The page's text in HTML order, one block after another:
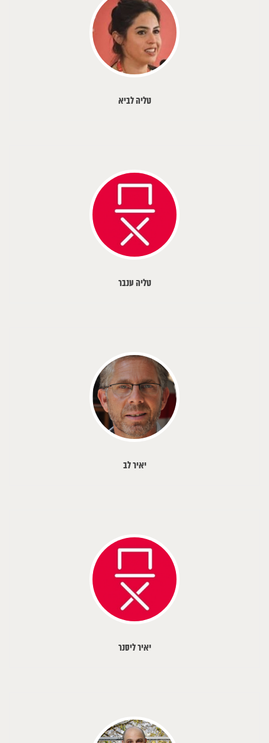
טליה לביא
טליה ענבר
יאיר לב
יאיר ליסנר